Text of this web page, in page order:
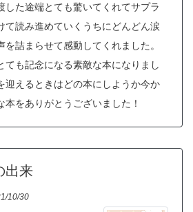
した途端とても驚いてくれてサプラ
て読み進めていくうちにどんどん涙
詰まらせて感動してくれました。
ても記念になる素敵な本になりまし
迎えるときはどの本にしようか今か
本をありがとうございました！
出来
10/30